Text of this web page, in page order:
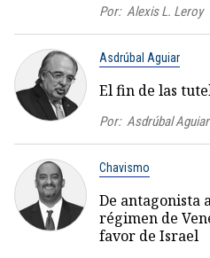
Por: Alexis L. Leroy
Asdrúbal Aguiar
El fin de las
Por: Asdrúbal Aguiar
Chavismo
De antagonista
régimen de
favor de Israel